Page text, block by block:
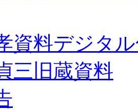
資料デジタ
三旧蔵資料